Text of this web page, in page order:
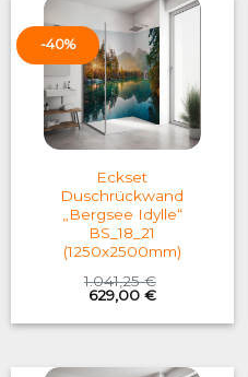
-40%
Eckset
Duschrückwand
„Bergsee Idylle“
BS_18_21
(1250x2500mm)
1.041,25€
Original
price
was:
629,00 €Current
is: